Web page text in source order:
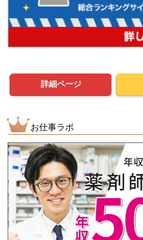
詳細ページ
お仕事ラボ